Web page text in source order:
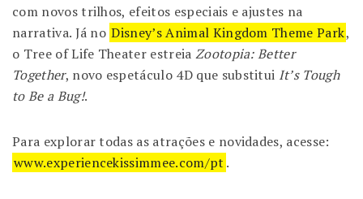
com novos trilhos, efeitos especiais e ajustes na
narrativa. Já no Disney’s Animal Kingdom Theme Park,
o Tree of Life Theater estreia Zootopia: Better
Together, novo espetáculo 4D que substitui It’s Tough
to Be a Bug!.
Para explorar todas as atrações e novidades, acesse:
www.experiencekissimmee.com/pt .